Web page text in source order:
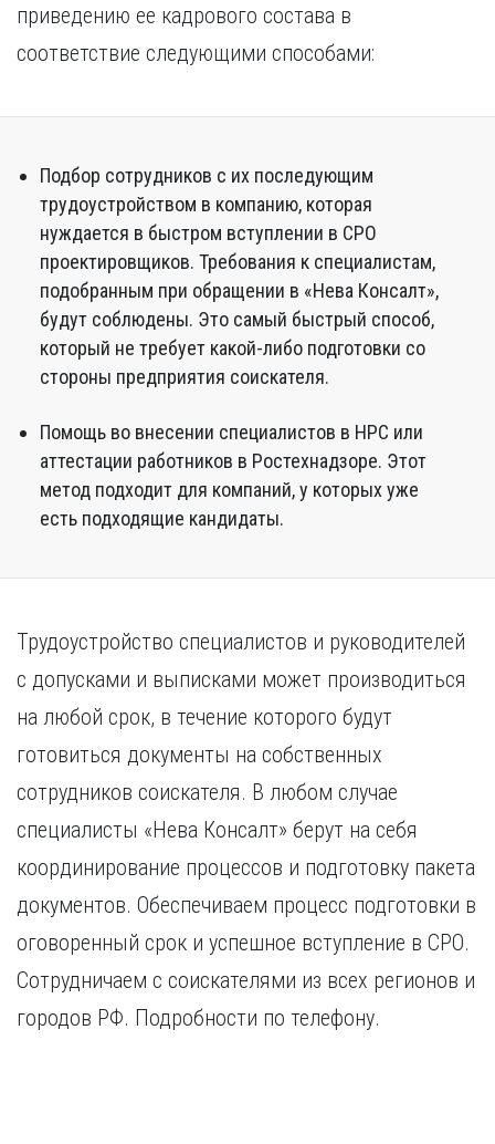
приведению ее кадрового состава в
соответствие следующими способами:
Подбор сотрудников с их последующим
трудоустройством в компанию, которая
нуждается в быстром вступлении в СРО
проектировщиков. Требования к специалистам,
подобранным при обращении в «Нева Консалт»,
будут соблюдены. Это самый быстрый способ,
который не требует какой-либо подготовки со
стороны предприятия соискателя.
Помощь во внесении специалистов в НРС или
аттестации работников в Ростехнадзоре. Этот
метод подходит для компаний, у которых уже
есть подходящие кандидаты.
Трудоустройство специалистов и руководителей
с допусками и выписками может производиться
на любой срок, в течение которого будут
готовиться документы на собственных
сотрудников соискателя. В любом случае
специалисты «Нева Консалт» берут на себя
координирование процессов и подготовку пакета
документов. Обеспечиваем процесс подготовки в
оговоренный срок и успешное вступление в СРО.
Сотрудничаем с соискателями из всех регионов и
городов РФ. Подробности по телефону.